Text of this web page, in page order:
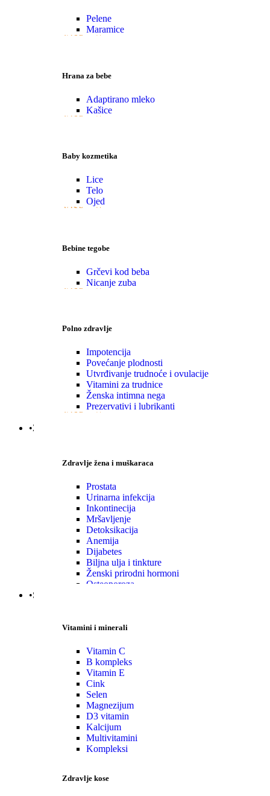
Pelene
Maramice
VIŠE
Hrana za bebe
Adaptirano mleko
Kašice
VIŠE
Baby kozmetika
Lice
Telo
Ojed
VIŠE
Bebine tegobe
Grčevi kod beba
Nicanje zuba
VIŠE
Polno zdravlje
Impotencija
Povećanje plodnosti
Utvrđivanje trudnoće i ovulacije
Vitamini za trudnice
Ženska intimna nega
Prezervativi i lubrikanti
VIŠE
•Zdravlje|Žena|Muškaraca
Zdravlje žena i muškaraca
Prostata
Urinarna infekcija
Inkontinecija
Mršavljenje
Detoksikacija
Anemija
Dijabetes
Biljna ulja i tinkture
Ženski prirodni hormoni
Osteoporoza
•Specijalni suplementi
Vitamini i minerali
Vitamin C
B kompleks
Vitamin E
Cink
Selen
Magnezijum
D3 vitamin
Kalcijum
Multivitamini
Kompleksi
Zdravlje kose